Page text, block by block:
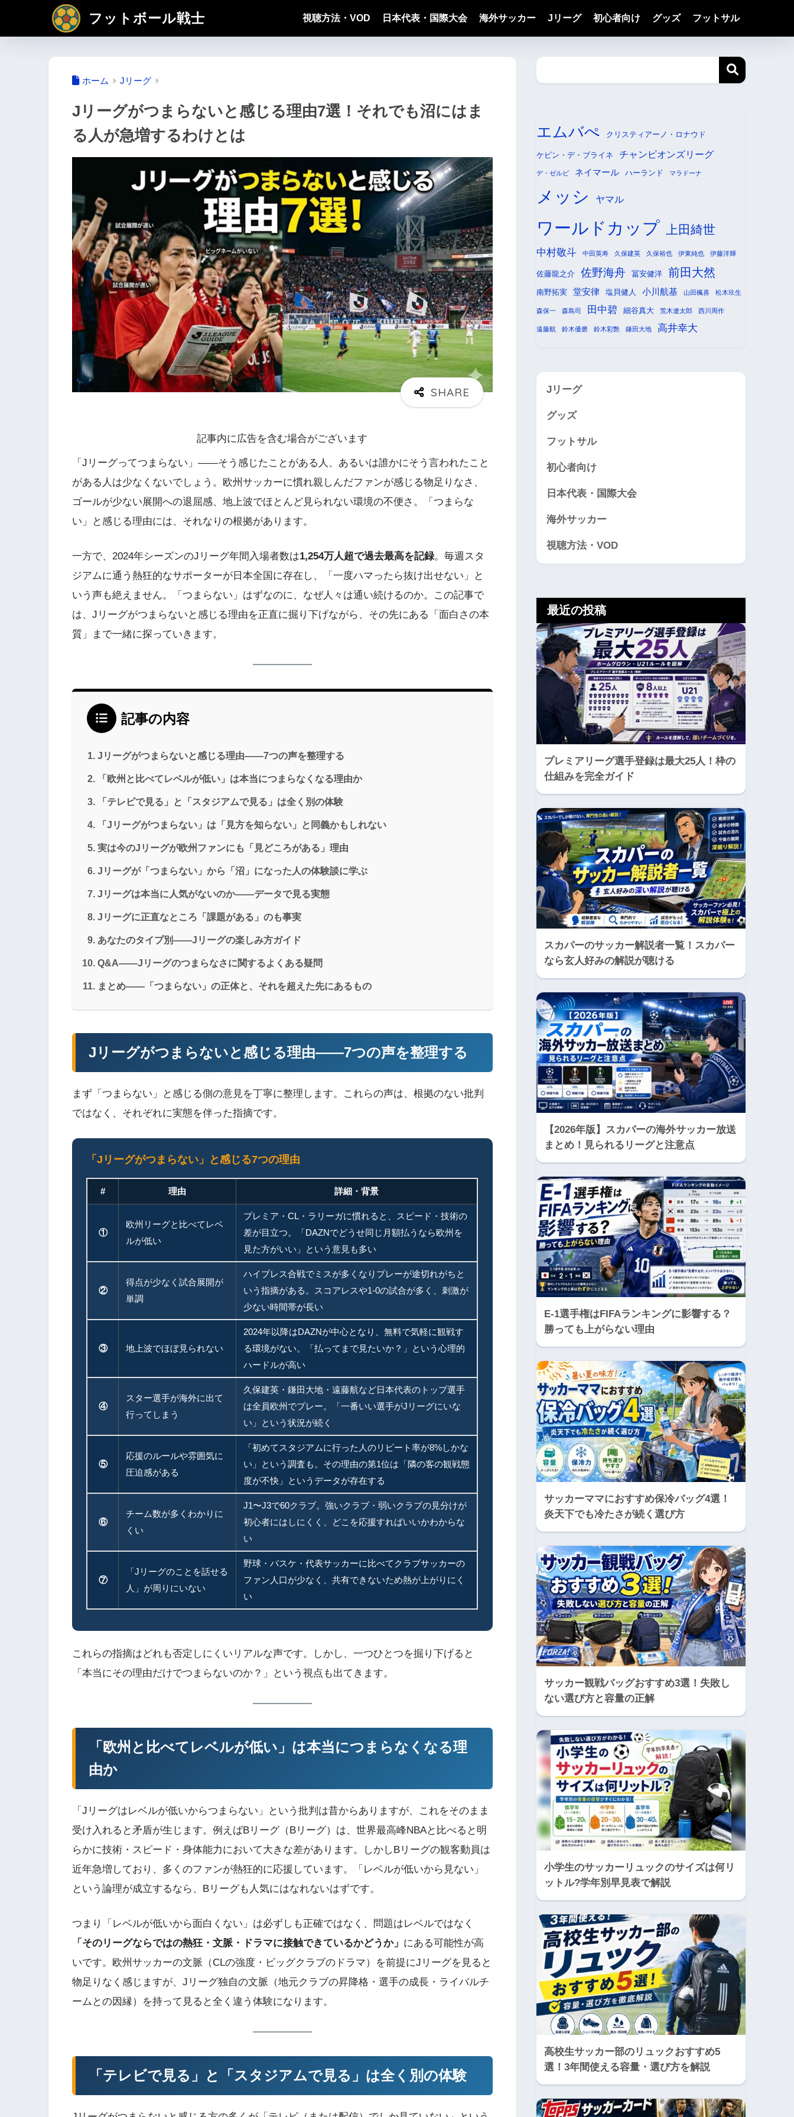
フットボール戦士 視聴方法・VOD 日本代表・国際大会 海外サッカー Jリーグ 初心者向け グッズ フットサル
ホーム Jリーグ
Jリーグがつまらないと感じる理由7選！それでも沼にはま
る人が急増するわけとは
記事内に広告を含む場合がございます
「Jリーグってつまらない」——そう感じたことがある人、あるいは誰かにそう言われたこと
がある人は少なくないでしょう。欧州サッカーに慣れ親しんだファンが感じる物足りなさ、
ゴールが少ない展開への退屈感、地上波でほとんど見られない環境の不便さ。「つまらな
い」と感じる理由には、それなりの根拠があります。
一方で、2024年シーズンのJリーグ年間入場者数は1,254万人超で過去最高を記録。毎週スタ
ジアムに通う熱狂的なサポーターが日本全国に存在し、「一度ハマったら抜け出せない」と
いう声も絶えません。「つまらない」はずなのに、なぜ人々は通い続けるのか。この記事で
は、Jリーグがつまらないと感じる理由を正直に掘り下げながら、その先にある「面白さの本
質」まで一緒に探っていきます。
記事の内容
Jリーグがつまらないと感じる理由——7つの声を整理する
「欧州と比べてレベルが低い」は本当につまらなくなる理由か
「テレビで見る」と「スタジアムで見る」は全く別の体験
「Jリーグがつまらない」は「見方を知らない」と同義かもしれない
実は今のJリーグが欧州ファンにも「見どころがある」理由
Jリーグが「つまらない」から「沼」になった人の体験談に学ぶ
Jリーグは本当に人気がないのか——データで見る実態
Jリーグに正直なところ「課題がある」のも事実
あなたのタイプ別——Jリーグの楽しみ方ガイド
Q&A——Jリーグのつまらなさに関するよくある疑問
まとめ——「つまらない」の正体と、それを超えた先にあるもの
Jリーグがつまらないと感じる理由——7つの声を整理する
まず「つまらない」と感じる側の意見を丁寧に整理します。これらの声は、根拠のない批判
ではなく、それぞれに実態を伴った指摘です。
「Jリーグがつまらない」と感じる7つの理由
# 理由 詳細・背景
①
欧州リーグと比べてレベ
ルが低い
プレミア・CL・ラリーガに慣れると、スピード・技術の
差が目立つ。「DAZNでどうせ同じ月額払うなら欧州を
見た方がいい」という意見も多い
②
得点が少なく試合展開が
単調
ハイプレス合戦でミスが多くなりプレーが途切れがちと
いう指摘がある。スコアレスや1-0の試合が多く、刺激が
少ない時間帯が長い
③ 地上波でほぼ見られない
2024年以降はDAZNが中心となり、無料で気軽に観戦す
る環境がない。「払ってまで見たいか？」という心理的
ハードルが高い
④
スター選手が海外に出て
行ってしまう
久保建英・鎌田大地・遠藤航など日本代表のトップ選手
は全員欧州でプレー。「一番いい選手がJリーグにいな
い」という状況が続く
⑤
応援のルールや雰囲気に
圧迫感がある
「初めてスタジアムに行った人のリピート率が8%しかな
い」という調査も。その理由の第1位は「隣の客の観戦態
度が不快」というデータが存在する
⑥
チーム数が多くわかりに
くい
J1〜J3で60クラブ。強いクラブ・弱いクラブの見分けが
初心者にはしにくく、どこを応援すればいいかわからな
い
⑦
「Jリーグのことを話せる
人」が周りにいない
野球・バスケ・代表サッカーに比べてクラブサッカーの
ファン人口が少なく、共有できないため熱が上がりにく
い
これらの指摘はどれも否定しにくいリアルな声です。しかし、一つひとつを掘り下げると
「本当にその理由だけでつまらないのか？」という視点も出てきます。
「欧州と比べてレベルが低い」は本当につまらなくなる理
由か
「Jリーグはレベルが低いからつまらない」という批判は昔からありますが、これをそのまま
受け入れると矛盾が生じます。例えばBリーグ（Bリーグ）は、世界最高峰NBAと比べると明
らかに技術・スピード・身体能力において大きな差があります。しかしBリーグの観客動員は
近年急増しており、多くのファンが熱狂的に応援しています。「レベルが低いから見ない」
という論理が成立するなら、Bリーグも人気にはなれないはずです。
つまり「レベルが低いから面白くない」は必ずしも正確ではなく、問題はレベルではなく
「そのリーグならではの熱狂・文脈・ドラマに接触できているかどうか」 にある可能性が高
いです。欧州サッカーの文脈（CLの強度・ビッグクラブのドラマ）を前提にJリーグを見ると
物足りなく感じますが、Jリーグ独自の文脈（地元クラブの昇降格・選手の成長・ライバルチ
ームとの因縁）を持って見ると全く違う体験になります。
「テレビで見る」と「スタジアムで見る」は全く別の体験
エムバぺ クリスティアーノ・ロナウド
ケビン・デ・ブライネ チャンピオンズリーグ
デ・ゼルビ ネイマール ハーランド マラドーナ
メッシ ヤマル
ワールドカップ 上田綺世
中村敬斗 中田英寿 久保建英 久保裕也 伊東純也 伊藤洋輝
佐藤龍之介 佐野海舟 冨安健洋 前田大然
南野拓実 堂安律 塩貝健人 小川航基 山田楓喜 松木玖生
森保一 森島司 田中碧 細谷真大 荒木遼太郎 西川周作
遠藤航 鈴木優磨 鈴木彩艶 鎌田大地 高井幸大
Jリーグ
グッズ
フットサル
初心者向け
日本代表・国際大会
海外サッカー
視聴方法・VOD
最近の投稿
プレミアリーグ選手登録は最大25人！枠の
仕組みを完全ガイド
スカパーのサッカー解説者一覧！スカパー
なら玄人好みの解説が聴ける
【2026年版】スカパーの海外サッカー放送
まとめ！見られるリーグと注意点
E-1選手権はFIFAランキングに影響する？
勝っても上がらない理由
サッカーママにおすすめ保冷バッグ4選！
炎天下でも冷たさが続く選び方
サッカー観戦バッグおすすめ3選！失敗し
ない選び方と容量の正解
小学生のサッカーリュックのサイズは何リ
ットル?学年別早見表で解説
高校生サッカー部のリュックおすすめ5
選！3年間使える容量・選び方を解説